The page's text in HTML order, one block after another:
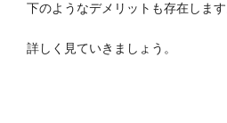
下のようなデメリットも存在します
詳しく見ていきましょう。